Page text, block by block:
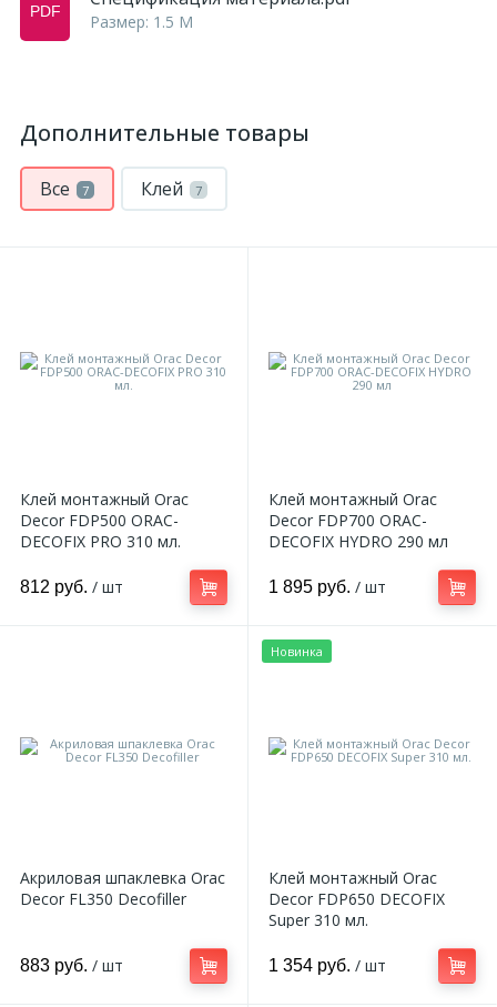
Размер: 1.5 M
Дополнительные товары
Все 7 Клей 7
Клей монтажный Orac
Decor FDP500 ORAC-
DECOFIX PRO 310 мл.
812 руб. / шт
Клей монтажный Orac
Decor FDP700 ORAC-
DECOFIX HYDRO 290 мл
1 895 руб. / шт
Акриловая шпаклевка Orac
Decor FL350 Decofiller
883 руб. / шт
Новинка
Клей монтажный Orac
Decor FDP650 DECOFIX
Super 310 мл.
1 354 руб. / шт